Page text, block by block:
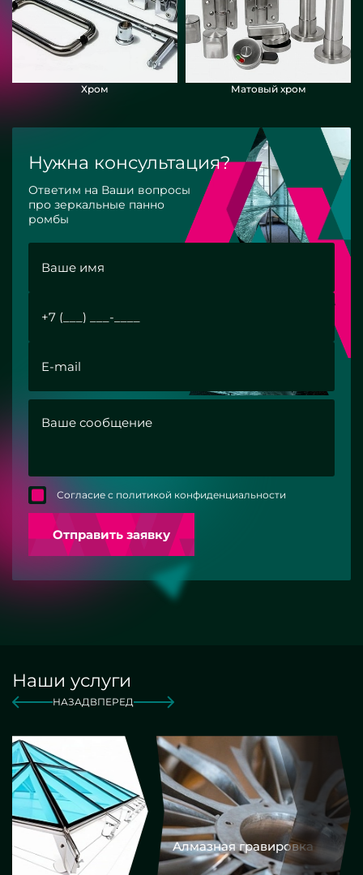
Хром Матовый хром
Нужна консультация?
Ответим на Ваши вопросы
про зеркальные панно
ромбы
Согласие с политикой конфиденциальности
Отправить заявку
Наши услуги
НАЗАДВПЕРЕД
Алмазная гравировка